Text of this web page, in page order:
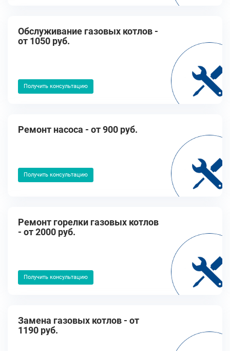
Обслуживание газовых котлов -
от 1050 руб.
Получить консультацию
Ремонт насоса - от 900 руб.
Получить консультацию
Ремонт горелки газовых котлов
- от 2000 руб.
Получить консультацию
Замена газовых котлов - от
1190 руб.